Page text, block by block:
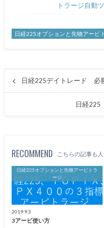
トラージ自動
日経225オプションと先物アービ
日経225デイトレード 必
日経
RECOMMEND こちらの記事も人
日経225オプションと先物アービトラ
ージ
2019.9.3
3アービ使い方